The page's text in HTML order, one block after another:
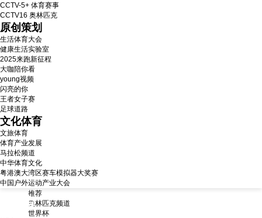
CCTV-5+ 体育赛事
CCTV16 奥林匹克
原创策划
生活体育大会
健康生活实验室
2025来跑新征程
大咖陪你看
young视频
闪亮的你
王者女子赛
足球道路
文化体育
文旅体育
体育产业发展
马拉松频道
中华体育文化
粤港澳大湾区赛车模拟器大奖赛
中国户外运动产业大会
体育
推荐
奥林匹克频道
世界杯